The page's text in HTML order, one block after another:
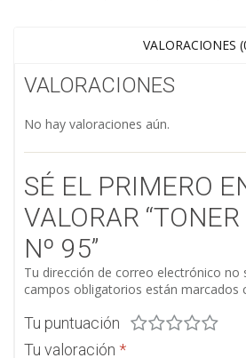
VALORACIONES
VALORACIONES
No hay valoraciones aún.
SÉ EL PRIMERO
VALORAR
Nº 95”
Tu dirección de correo electrónico no
campos obligatorios están marcados
Tu puntuación
Tu valoración *